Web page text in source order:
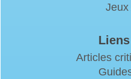
Jeux
Articles